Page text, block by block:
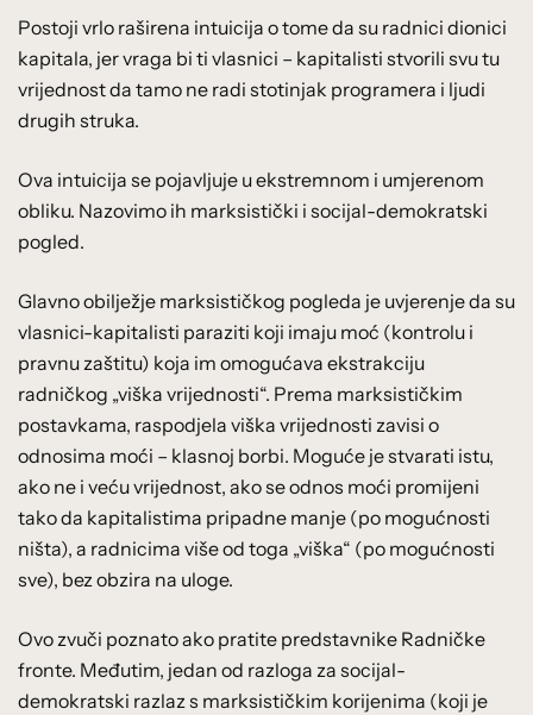
Postoji vrlo raširena intuicija o tome da su radnici dionici
kapitala, jer vraga bi ti vlasnici – kapitalisti stvorili svu tu
vrijednost da tamo ne radi stotinjak programera i ljudi
drugih struka.
Ova intuicija se pojavljuje u ekstremnom i umjerenom
obliku. Nazovimo ih marksistički i socijal-demokratski
pogled.
Glavno obilježje marksističkog pogleda je uvjerenje da su
vlasnici-kapitalisti paraziti koji imaju moć (kontrolu i
pravnu zaštitu) koja im omogućava ekstrakciju
radničkog „viška vrijednosti“. Prema marksističkim
postavkama, raspodjela viška vrijednosti zavisi o
odnosima moći – klasnoj borbi. Moguće je stvarati istu,
ako ne i veću vrijednost, ako se odnos moći promijeni
tako da kapitalistima pripadne manje (po mogućnosti
ništa), a radnicima više od toga „viška“ (po mogućnosti
sve), bez obzira na uloge.
Ovo zvuči poznato ako pratite predstavnike Radničke
fronte. Međutim, jedan od razloga za socijal-
demokratski razlaz s marksističkim korijenima (koji je